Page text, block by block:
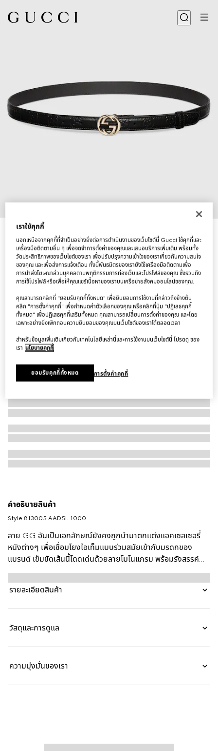
เข็มขัด Belt with Interlocking G buckle
฿16,500
ตัวแปร หนัง GG สีดำ
คำอธิบายสินค้า
Style ‎813005 AAD5L 1000
ลาย GG อันเป็นเอกลักษณ์ยังคงถูกนำมาตกแต่งแอคเซสเซอรี่
หนังต่างๆ เพื่อเชื่อมโยงไอเท็มแบบร่วมสมัยเข้ากับมรดกของ
แบรนด์ เข็มขัดเส้นนี้โดดเด่นด้วยลายโมโนแกรม พร้อมรังสรรค์
ด้วยหนัง GG ลายนูนสีดำที่มีสัมผัสนุ่มและลื่น หัวเข็มขัด
Interlocking G เติมเต็มแอคเซสเซอรี่ด้วยความรู้สึกอันเป็น
เอกลักษณ์
รายละเอียดสินค้า
วัสดุและการดูแล
ความมุ่งมั่นของเรา
เราใช้คุกกี้
นอกเหนือจากคุกกี้ที่จำเป็นอย่างยิ่งต่อการดำเนินงานของเว็บไซต์นี้ Gucci ใช้คุกกี้และ
เครื่องมือติดตามอื่น ๆ เพื่อจดจำการตั้งค่าของคุณและเสนอบริการเพิ่มเติม พร้อมทั้ง
วัดประสิทธิภาพของเว็บไซต์ของเรา เพื่อปรับปรุงความเข้าใจของเราเกี่ยวกับความสนใจ
ของคุณ และเพื่อส่งการแจ้งเตือน ทั้งนี้พันธมิตรของเรายังใช้เครื่องมือติดตามเพื่อ
การนำส่งโฆษณาส่วนบุคคลตามพฤติกรรมการท่องเว็บและโปรไฟล์ของคุณ ซึ่งรวมถึง
การใช้โปรไฟล์หรือเพื่อให้คุณแชร์เนื้อหาของเราบนเครือข่ายสังคมออนไลน์ของคุณ.
คุณสามารถคลิกที่ "ยอมรับคุกกี้ทั้งหมด" เพื่อยินยอมการใช้งานที่กล่าวถึงข้างต้น
คลิก "การตั้งค่าคุกกี้" เพื่อกำหนดค่าตัวเลือกของคุณ หรือคลิกที่ปุ่ม "ปฏิเสธคุกกี้
ทั้งหมด" เพื่อปฏิเสธคุกกี้เสริมทั้งหมด คุณสามารถเปลี่ยนการตั้งค่าของคุณ และโดย
เฉพาะอย่างยิ่งเพิกถอนความยินยอมของคุณบนเว็บไซต์ของเราได้ตลอดเวลา
สำหรับข้อมูลเพิ่มเติมเกี่ยวกับเทคโนโลยีเหล่านี้และการใช้งานบนเว็บไซต์นี้ โปรดดู ของ
เรา นโยบายคุกกี้
การตั้งค่าคุกกี้
ยอมรับคุกกี้ทั้งหมด